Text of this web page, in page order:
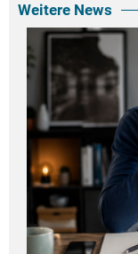
Weitere News